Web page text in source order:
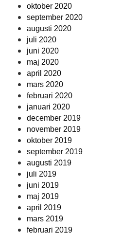
oktober 2020
september 2020
augusti 2020
juli 2020
juni 2020
maj 2020
april 2020
mars 2020
februari 2020
januari 2020
december 2019
november 2019
oktober 2019
september 2019
augusti 2019
juli 2019
juni 2019
maj 2019
april 2019
mars 2019
februari 2019